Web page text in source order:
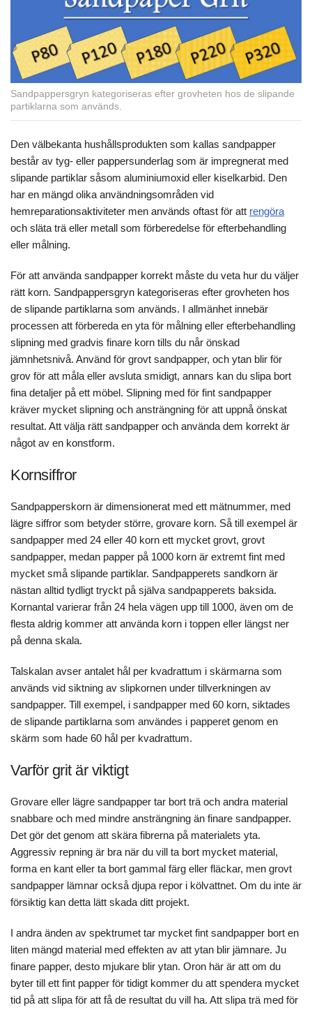
Sandpappersgryn kategoriseras efter grovheten hos de slipande
partiklarna som används.
Den välbekanta hushållsprodukten som kallas sandpapper
består av tyg- eller pappersunderlag som är impregnerat med
slipande partiklar såsom aluminiumoxid eller kiselkarbid. Den
har en mängd olika användningsområden vid
hemreparationsaktiviteter men används oftast för att rengöra
och släta trä eller metall som förberedelse för efterbehandling
eller målning.
För att använda sandpapper korrekt måste du veta hur du väljer
rätt korn. Sandpappersgryn kategoriseras efter grovheten hos
de slipande partiklarna som används. I allmänhet innebär
processen att förbereda en yta för målning eller efterbehandling
slipning med gradvis finare korn tills du når önskad
jämnhetsnivå. Använd för grovt sandpapper, och ytan blir för
grov för att måla eller avsluta smidigt, annars kan du slipa bort
fina detaljer på ett möbel. Slipning med för fint sandpapper
kräver mycket slipning och ansträngning för att uppnå önskat
resultat. Att välja rätt sandpapper och använda dem korrekt är
något av en konstform.
Kornsiffror
Sandpapperskorn är dimensionerat med ett mätnummer, med
lägre siffror som betyder större, grovare korn. Så till exempel är
sandpapper med 24 eller 40 korn ett mycket grovt, grovt
sandpapper, medan papper på 1000 korn är extremt fint med
mycket små slipande partiklar. Sandpapperets sandkorn är
nästan alltid tydligt tryckt på själva sandpapperets baksida.
Kornantal varierar från 24 hela vägen upp till 1000, även om de
flesta aldrig kommer att använda korn i toppen eller längst ner
på denna skala.
Talskalan avser antalet hål per kvadrattum i skärmarna som
används vid siktning av slipkornen under tillverkningen av
sandpapper. Till exempel, i sandpapper med 60 korn, siktades
de slipande partiklarna som användes i papperet genom en
skärm som hade 60 hål per kvadrattum.
Varför grit är viktigt
Grovare eller lägre sandpapper tar bort trä och andra material
snabbare och med mindre ansträngning än finare sandpapper.
Det gör det genom att skära fibrerna på materialets yta.
Aggressiv repning är bra när du vill ta bort mycket material,
forma en kant eller ta bort gammal färg eller fläckar, men grovt
sandpapper lämnar också djupa repor i kölvattnet. Om du inte är
försiktig kan detta lätt skada ditt projekt.
I andra änden av spektrumet tar mycket fint sandpapper bort en
liten mängd material med effekten av att ytan blir jämnare. Ju
finare papper, desto mjukare blir ytan. Oron här är att om du
byter till ett fint papper för tidigt kommer du att spendera mycket
tid på att slipa för att få de resultat du vill ha. Att slipa trä med för